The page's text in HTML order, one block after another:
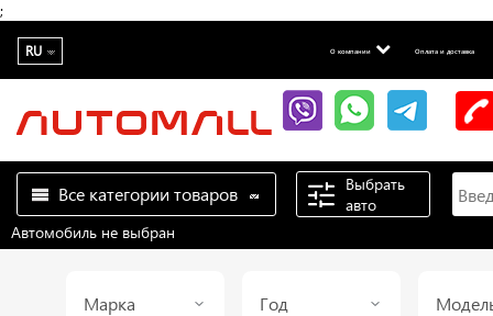
;
RU О компании Оплата и доставка
Все категории товаров
Выбрать
авто
Автомобиль не выбран
Марка Год